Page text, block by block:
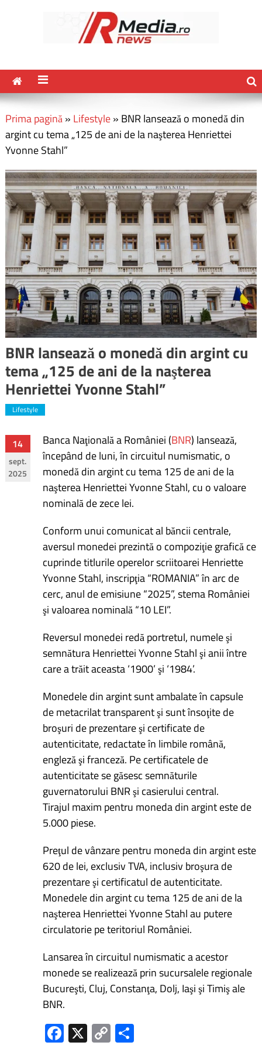
Prima pagină» Lifestyle» BNR lansează o monedă din
argint cu tema „125 de ani de la naşterea Henriettei
Yvonne Stahl”
BNR lansează o monedă din argint cu
tema „125 de ani de la naşterea
Henriettei Yvonne Stahl”
Lifestyle
14
sept.
2025
Banca Naţională a României (BNR) lansează,
începând de luni, în circuitul numismatic, o
monedă din argint cu tema 125 de ani de la
naşterea Henriettei Yvonne Stahl, cu o valoare
nominală de zece lei.
Conform unui comunicat al băncii centrale,
aversul monedei prezintă o compoziţie grafică ce
cuprinde titlurile operelor scriitoarei Henriette
Yvonne Stahl, inscripţia “ROMANIA” în arc de
cerc, anul de emisiune “2025”, stema României
şi valoarea nominală “10 LEI”.
Reversul monedei redă portretul, numele şi
semnătura Henriettei Yvonne Stahl şi anii între
care a trăit aceasta ‘1900’ şi ‘1984’.
Monedele din argint sunt ambalate în capsule
de metacrilat transparent şi sunt însoţite de
broşuri de prezentare şi certificate de
autenticitate, redactate în limbile română,
engleză şi franceză. Pe certificatele de
autenticitate se găsesc semnăturile
guvernatorului BNR şi casierului central.
Tirajul maxim pentru moneda din argint este de
5.000 piese.
Preţul de vânzare pentru moneda din argint este
620 de lei, exclusiv TVA, inclusiv broşura de
prezentare şi certificatul de autenticitate.
Monedele din argint cu tema 125 de ani de la
naşterea Henriettei Yvonne Stahl au putere
circulatorie pe teritoriul României.
Lansarea în circuitul numismatic a acestor
monede se realizează prin sucursalele regionale
Bucureşti, Cluj, Constanţa, Dolj, Iaşi şi Timiş ale
BNR.
Fa X C
Navigare
în
articole